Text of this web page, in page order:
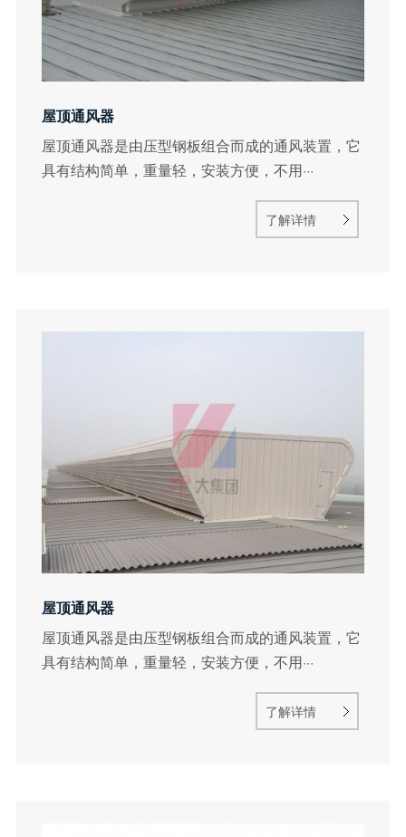
屋顶通风器
屋顶通风器是由压型钢板组合而成的通风装置，它
具有结构简单，重量轻，安装方便，不用···
了解详情
屋顶通风器
屋顶通风器是由压型钢板组合而成的通风装置，它
具有结构简单，重量轻，安装方便，不用···
了解详情